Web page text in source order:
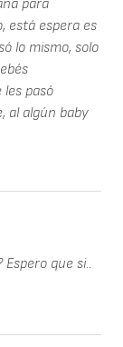
para
está espera es
lo mismo, solo
pasó
al algún baby
que si..